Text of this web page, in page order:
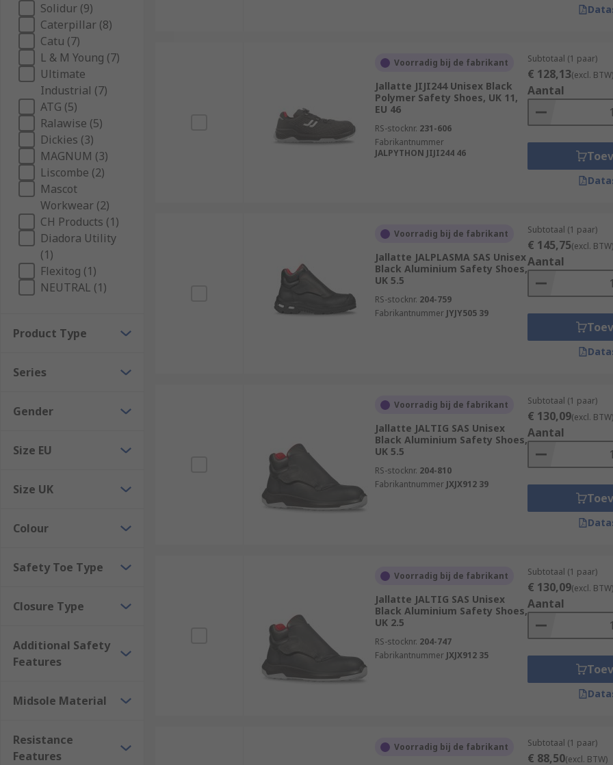
Solidur (9)
Caterpillar (8)
Catu (7)
L & M Young (7)
Ultimate
Industrial (7)
ATG (5)
Ralawise (5)
Dickies (3)
MAGNUM (3)
Liscombe (2)
Mascot
Workwear (2)
CH Products (1)
Diadora Utility
(1)
Flexitog (1)
NEUTRAL (1)
Product Type
Series
Gender
Size EU
Size UK
Colour
Safety Toe Type
Closure Type
Additional Safety
Features
Midsole Material
Resistance
Features
Voorradig bij de fabrikant
Jallatte JIJI244 Unisex Black
Polymer Safety Shoes, UK 11,
EU 46
RS-stocknr. 231-606
Fabrikantnummer
JALPYTHON JIJI244 46
Subtotaal (1 paar)
€ 128,13(excl. BTW)
Aantal
Voorradig bij de fabrikant
Jallatte JALPLASMA SAS Unisex
Black Aluminium Safety Shoes,
UK 5.5
RS-stocknr. 204-759
Fabrikantnummer JYJY505 39
Subtotaal (1 paar)
€ 145,75(excl. BTW)
Aantal
Voorradig bij de fabrikant
Jallatte JALTIG SAS Unisex
Black Aluminium Safety Shoes,
UK 5.5
RS-stocknr. 204-810
Fabrikantnummer JXJX912 39
Subtotaal (1 paar)
€ 130,09(excl. BTW)
Aantal
Voorradig bij de fabrikant
Jallatte JALTIG SAS Unisex
Black Aluminium Safety Shoes,
UK 2.5
RS-stocknr. 204-747
Fabrikantnummer JXJX912 35
Subtotaal (1 paar)
€ 130,09(excl. BTW)
Aantal
Voorradig bij de fabrikant Subtotaal (1 paar)
€ 88,50(excl. BTW)